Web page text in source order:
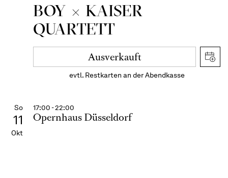
BOY × KAISER
QUARTETT
Ausverkauft
evtl. Restkarten an der Abendkasse
So
11
Okt
17:00 - 22:00
Opernhaus Düsseldorf